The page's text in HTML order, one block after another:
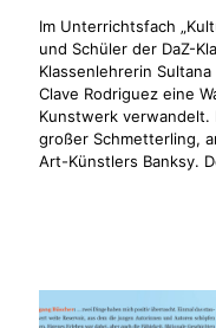
Im Unterrichtsfach
und Schüler der DaZ-
Klassenlehrerin
Clave Rodriguez eine
Kunstwerk verwandelt.
großer Schmetterling,
Art-Künstlers Banksy.